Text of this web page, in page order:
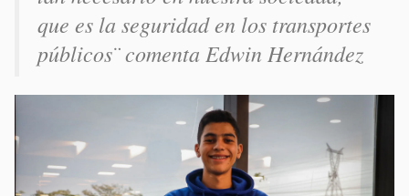
que es la seguridad en los transportes
públicos¨ comenta Edwin Hernández